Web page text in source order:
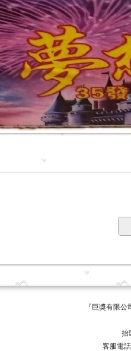
『巨獎有限公司
抬頭:巨
客服電話